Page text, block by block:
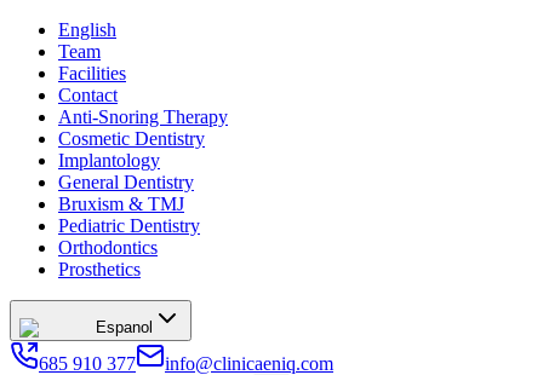
English
Team
Facilities
Contact
Anti-Snoring Therapy
Cosmetic Dentistry
Implantology
General Dentistry
Bruxism & TMJ
Pediatric Dentistry
Orthodontics
Prosthetics
Espanol
685 910 377 info@clinicaeniq.com